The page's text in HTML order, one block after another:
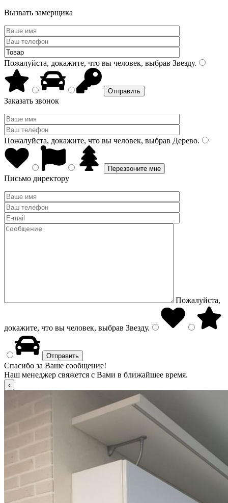
Вызвать замерщика
Пожалуйста, докажите, что вы человек, выбрав Звезду.
Заказать звонок
Пожалуйста, докажите, что вы человек, выбрав Дерево.
Письмо директору
Пожалуйста,
докажите, что вы человек, выбрав Звезду.
Спасибо за Ваше сообщение!
Наш менеджер свяжется с Вами в ближайшее время.